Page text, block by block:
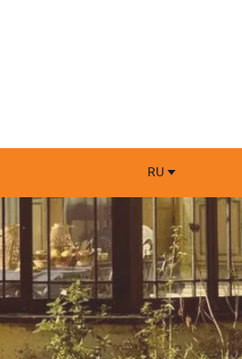
RU
FR